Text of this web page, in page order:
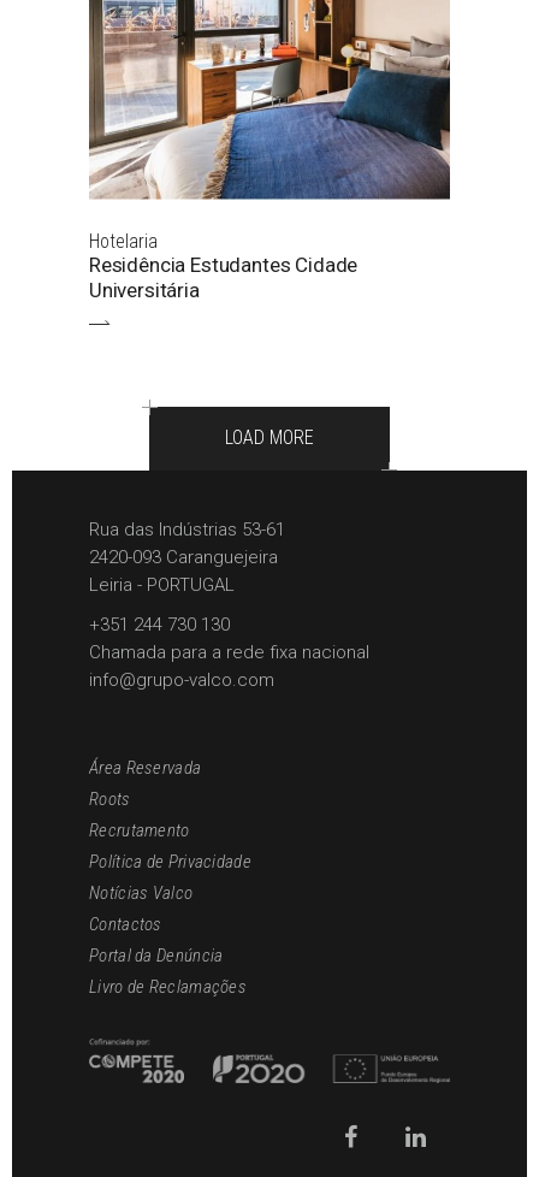
Hotelaria
Residência Estudantes Cidade
Universitária
LOAD MORE
Rua das Indústrias 53-61
2420-093 Caranguejeira
Leiria - PORTUGAL
+351 244 730 130
Chamada para a rede fixa nacional
info@grupo-valco.com
Área Reservada
Roots
Recrutamento
Política de Privacidade
Notícias Valco
Contactos
Portal da Denúncia
Livro de Reclamações